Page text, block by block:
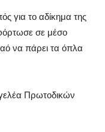
για το αδίκημα της
σε μέσο
να πάρει τα όπλα
Πρωτοδικών